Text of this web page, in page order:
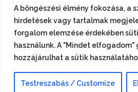
A böngészési élmény fokozása, a
hirdetések vagy tartalmak
forgalom elemzése érdekében
használunk. A "Mindet
hozzájárulhat a sütik
Testreszabás / Customize